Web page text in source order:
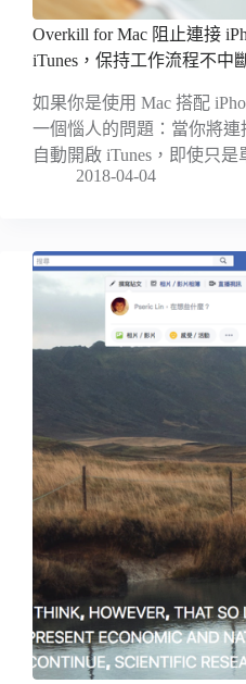
Overkill for Mac 阻止連接
iTunes，保持工作流程不中
如果你是使用 Mac 搭配
一個惱人的問題：當你將
自動開啟 iTunes，即使只
2018-04-04